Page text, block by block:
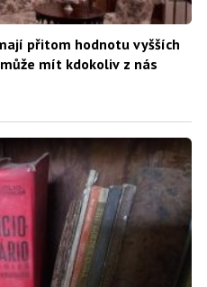
přitom hodnotu vyšších
mít kdokoliv z nás